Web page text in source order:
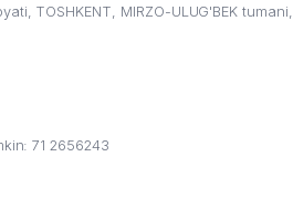
TOSHKENT, MIRZO-ULUG'BEK tumani,
71 2656243